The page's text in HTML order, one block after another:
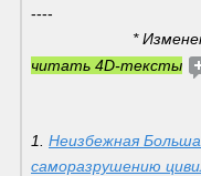
----
читать 4D-тексты
1. Неизбежная
саморазрушению